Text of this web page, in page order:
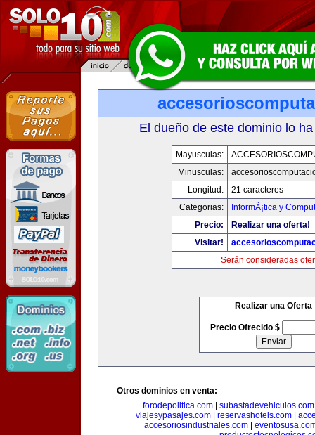
El dueño de este dominio lo
Mayusculas:
Minusculas:
Longitud:
21 caracteres
Categorias:
InformÃ¡tica y
Precio:
Realizar una oferta!
Visitar!
Serán consideradas
Realizar una Oferta
Precio Ofrecido $
Otros dominios en venta:
forodepolitica.com| subastadevehiculos.com
viajesypasajes.com
reservashoteis.com
accesoriosindustriales.com